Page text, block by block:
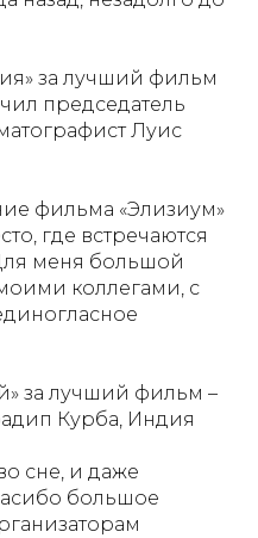
за лучший фильм
председатель
Луис
фильма «Элизиум»
где встречаются
меня большой
коллегами, с
за лучший фильм –
Курба, Индия
сне, и даже
большое